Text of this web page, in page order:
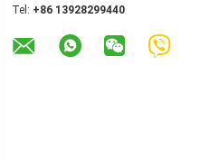
Tel: +86 13928299440